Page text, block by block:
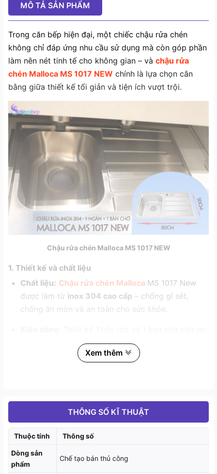
MÔ TẢ SẢN PHẨM
Trong căn bếp hiện đại, một chiếc chậu rửa chén
không chỉ đáp ứng nhu cầu sử dụng mà còn góp phần
làm nên nét tinh tế cho không gian – và chậu rửa
chén Malloca MS 1017 NEW chính là lựa chọn cân
bằng giữa thiết kế tối giản và tiện ích vượt trội.
Chậu rửa chén Malloca MS 1017 NEW
1. Thiết kế và chất liệu
Chất liệu: Chậu rửa chén Malloca MS 1017 New
được làm từ inox 304 cao cấp – chống gỉ sét,
chống ăn mòn và an toàn cho sức khỏe.
Kích thước tiêu chuẩn:Phù hợp cho nhiều loại tủ
bếp, tạo sự tiện nghi trong không gian bếp.
Xem thêm
THÔNG SỐ KĨ THUẬT
Thuộc tính Thông số
Dòng sản
phẩm
Chế tạo bán thủ công